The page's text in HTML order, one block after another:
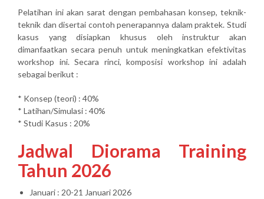
Pelatihan ini akan sarat dengan pembahasan konsep, teknik-
teknik dan disertai contoh penerapannya dalam praktek. Studi
kasus yang disiapkan khusus oleh instruktur akan
dimanfaatkan secara penuh untuk meningkatkan efektivitas
workshop ini. Secara rinci, komposisi workshop ini adalah
sebagai berikut :
* Konsep (teori) : 40%
* Latihan/Simulasi : 40%
* Studi Kasus : 20%
Jadwal Diorama Training
Tahun 2026
Januari : 20-21 Januari 2026